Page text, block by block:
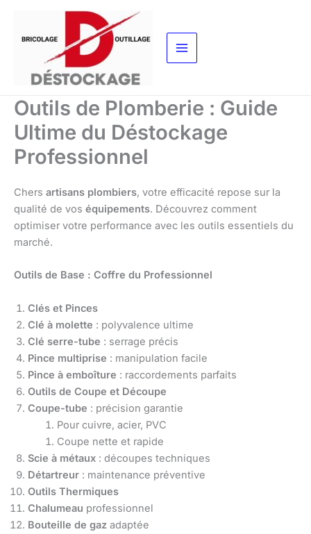
contenu
Outils de Plomberie : Guide
Ultime du Déstockage
Professionnel
Chers artisans plombiers, votre efficacité repose sur la
qualité de vos équipements. Découvrez comment
optimiser votre performance avec les outils essentiels du
marché.
Outils de Base : Coffre du Professionnel
Clés et Pinces
Clé à molette : polyvalence ultime
Clé serre-tube : serrage précis
Pince multiprise : manipulation facile
Pince à emboîture : raccordements parfaits
Outils de Coupe et Découpe
Coupe-tube : précision garantie
Pour cuivre, acier, PVC
Coupe nette et rapide
Scie à métaux : découpes techniques
Détartreur : maintenance préventive
Outils Thermiques
Chalumeau professionnel
Bouteille de gaz adaptée